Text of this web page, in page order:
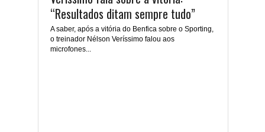
“Resultados ditam sempre tudo”
A saber, após a vitória do Benfica sobre o Sporting,
o treinador Nélson Veríssimo falou aos
microfones...